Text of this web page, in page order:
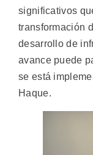
significativos
transformación
desarrollo de
avance puede
se está
Haque.